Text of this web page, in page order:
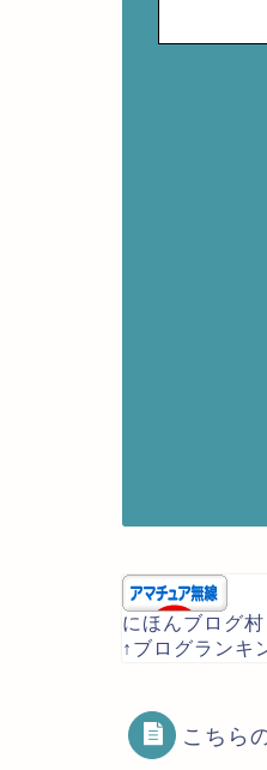
にほんブログ村
↑ブログランキ
こちら